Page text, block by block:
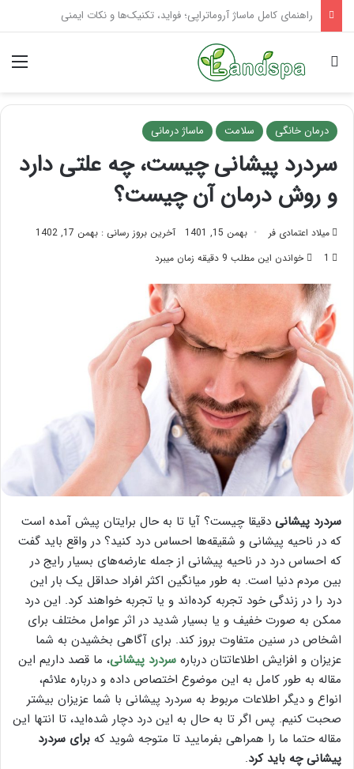
تاثیر ماساژ بر افسردگی؛ با ماساژ درمانی افسردگی را درمان کنید!
جستجو برای
درمان خانگی سلامت ماساژ درمانی
سردرد پیشانی چیست، چه علتی دارد
و روش درمان آن چیست؟
میلاد اعتمادی فر بهمن 15, 1401
آخرین بروز رسانی : بهمن 17, 1402
1
خواندن این مطلب 9 دقیقه زمان میبرد
سردرد پیشانی دقیقا چیست؟ آیا تا به حال برایتان پیش آمده است
که در ناحیه پیشانی و شقیقه‌ها احساس درد کنید؟ در واقع باید گفت
که احساس درد در ناحیه پیشانی از جمله عارضه‌‌های بسیار رایج در
بین مردم دنیا است. به طور میانگین اکثر افراد حداقل یک بار این
درد را در زندگی خود تجربه کرده‌اند و یا تجربه خواهند کرد. این درد
ممکن به صورت خفیف و یا بسیار شدید در اثر عوامل مختلف برای
اشخاص در سنین متفاوت بروز کند. برای آگاهی بخشیدن به شما
عزیزان و افزایش اطلاعاتتان درباره سردرد پیشانی، ما قصد داریم این
مقاله به طور کامل به این موضوع اختصاص داده و درباره علائم،
انواع و دیگر اطلاعات مربوط به سردرد پیشانی با شما عزیزان بیشتر
صحبت کنیم. پس اگر تا به حال به این درد دچار شده‌اید، تا انتها این
مقاله حتما ما را همراهی بفرمایید تا متوجه شوید که برای سردرد
پیشانی چه باید کرد.